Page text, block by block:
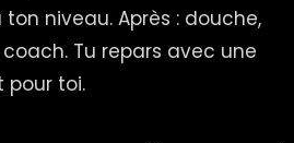
niveau. Après : douche,
Tu repars avec une
pour toi.